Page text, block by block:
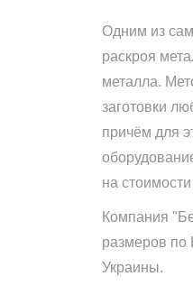
Одним из
раскроя
металла.
заготовки
причём для
на
Компания
размеров по
Украины.